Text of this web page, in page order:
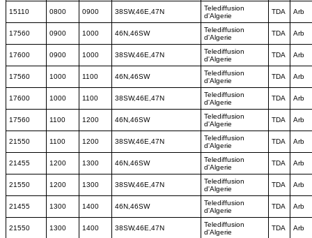
15110 0800 0900 38SW,46E,47N
Telediffusion
d'Algerie
TDA Arb
17560 0900 1000 46N,46SW
Telediffusion
d'Algerie
TDA Arb
17600 0900 1000 38SW,46E,47N
Telediffusion
d'Algerie
TDA Arb
17560 1000 1100 46N,46SW
Telediffusion
d'Algerie
TDA Arb
17600 1000 1100 38SW,46E,47N
Telediffusion
d'Algerie
TDA Arb
17560 1100 1200 46N,46SW
Telediffusion
d'Algerie
TDA Arb
21550 1100 1200 38SW,46E,47N
Telediffusion
d'Algerie
TDA Arb
21455 1200 1300 46N,46SW
Telediffusion
d'Algerie
TDA Arb
21550 1200 1300 38SW,46E,47N
Telediffusion
d'Algerie
TDA Arb
21455 1300 1400 46N,46SW
Telediffusion
d'Algerie
TDA Arb
21550 1300 1400 38SW,46E,47N
Telediffusion
d'Algerie
TDA Arb